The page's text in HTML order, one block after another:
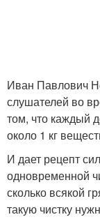
Иван Павлович
слушателей во
том, что каждый
около 1 кг
И дает рецепт
одновременной
сколько всякой
такую чистку